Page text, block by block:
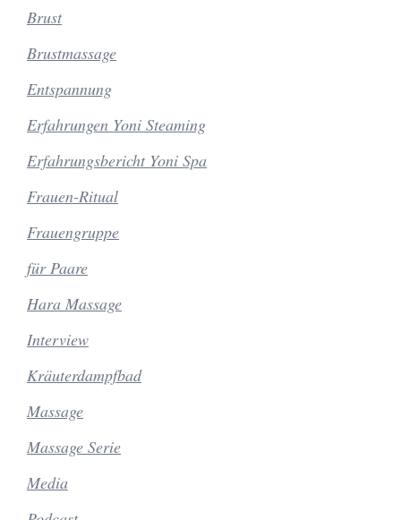
Brust
Brustmassage
Entspannung
Erfahrungen Yoni Steaming
Erfahrungsbericht Yoni Spa
Frauen-Ritual
Frauengruppe
für Paare
Hara Massage
Interview
Kräuterdampfbad
Massage
Massage Serie
Media